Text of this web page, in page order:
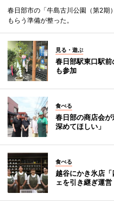
春日部市の「牛島古川公園（第2期
もらう準備が整った。
見る・遊ぶ
春日部駅東口駅
も参加
食べる
春日部の商店会
深めてほしい」
食べる
越谷にかき氷店
ェを引き継ぎ運営